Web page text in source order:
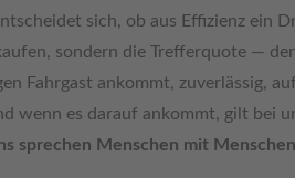
sich, ob aus Effizienz ein
sondern die Trefferquote —
Fahrgast ankommt, zuverlässig,
wenn es darauf ankommt, gilt bei
sprechen Menschen mit